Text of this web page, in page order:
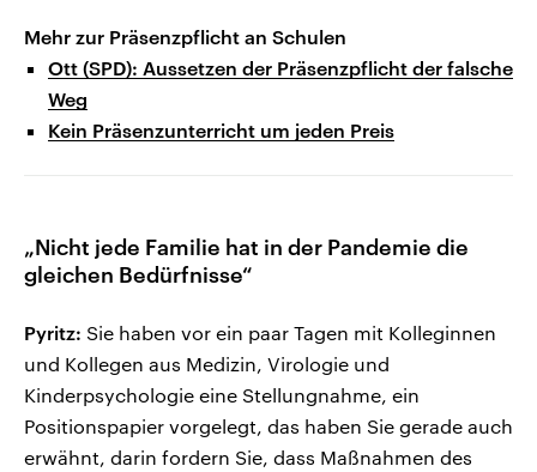
Mehr zur Präsenzpflicht an Schulen
Ott (SPD): Aussetzen der Präsenzpflicht der falsche
Weg
Kein Präsenzunterricht um jeden Preis
„Nicht jede Familie hat in der Pandemie die
gleichen Bedürfnisse“
Pyritz: Sie haben vor ein paar Tagen mit Kolleginnen
und Kollegen aus Medizin, Virologie und
Kinderpsychologie eine Stellungnahme, ein
Positionspapier vorgelegt, das haben Sie gerade auch
erwähnt, darin fordern Sie, dass Maßnahmen des